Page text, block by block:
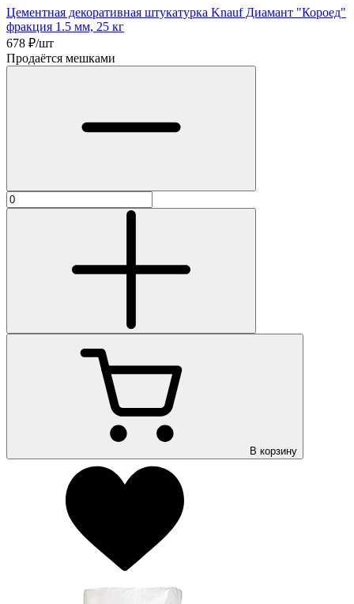
Цементная декоративная штукатурка Knauf Диамант "Короед"
фракция 1.5 мм, 25 кг
678 ₽/шт
Продаётся мешками
В корзину